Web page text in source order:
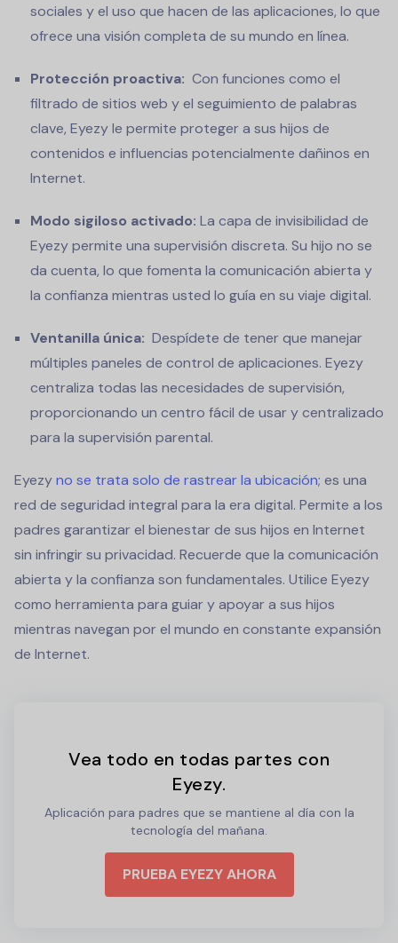
sociales y el uso que hacen de las aplicaciones, lo que
ofrece una visión completa de su mundo en línea.
Protección proactiva: Con funciones como el
filtrado de sitios web y el seguimiento de palabras
clave, Eyezy le permite proteger a sus hijos de
contenidos e influencias potencialmente dañinos en
Internet.
Modo sigiloso activado: La capa de invisibilidad de
Eyezy permite una supervisión discreta. Su hijo no se
da cuenta, lo que fomenta la comunicación abierta y
la confianza mientras usted lo guía en su viaje digital.
Ventanilla única: Despídete de tener que manejar
múltiples paneles de control de aplicaciones. Eyezy
centraliza todas las necesidades de supervisión,
proporcionando un centro fácil de usar y centralizado
para la supervisión parental.
Eyezyno se trata solo de rastrear la ubicación; es una
red de seguridad integral para la era digital. Permite a los
padres garantizar el bienestar de sus hijos en Internet
sin infringir su privacidad. Recuerde que la comunicación
abierta y la confianza son fundamentales. Utilice Eyezy
como herramienta para guiar y apoyar a sus hijos
mientras navegan por el mundo en constante expansión
de Internet.
Vea todo en todas partes con
Eyezy.
Aplicación para padres que se mantiene al día con la
tecnología del mañana.
PRUEBA EYEZY AHORA